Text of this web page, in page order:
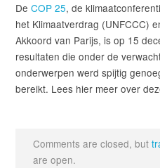
DeCOP 25, de
het Klimaatverdrag (UNFCCC)
Akkoord van Parijs, is op 15
resultaten die onder de
onderwerpen werd spijtig
bereikt. Lees hier meer over
Comments are closed, but
are open.